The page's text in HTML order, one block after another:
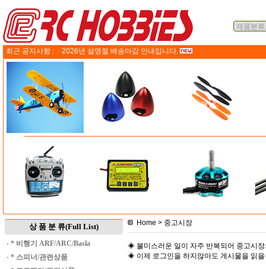
최근 공지사항 : 2026년 설명절 배송마감 안내입니다.
상 품 분 류(Full List)
· * 비행기 ARF/ARC/Basla
· * 스피너/관련상품
Home > 중고시장
◈ 불미스러운 일이 자주 반복되어 중고시
◈ 이제 로그인을 하지않아도 게시물을 읽